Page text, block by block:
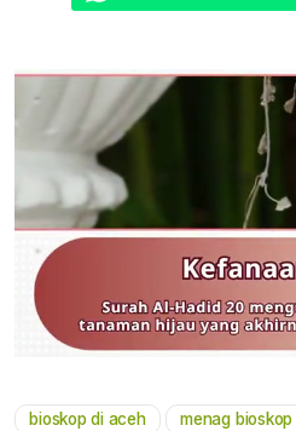
bioskop di aceh menag